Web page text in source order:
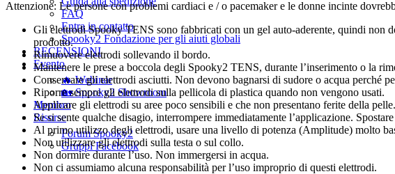
FAQ
Entra in contatto
Spooky2 Fondazione per gli aiuti globali
RECENSIONI
Evento
🔥 Webinar
🏡 Spooky2 Showroom
Membro
Risorse
Forum Spooky2
Gruppi Facebook
Attenzione: Le persone con problemi cardiaci e / o pacemaker e le donne incinte
Gli elettrodi Spooky TENS sono fabbricati con un gel auto-aderente, quindi non
prodotto.
Rimuovere elettrodi sollevando il bordo.
Mantenere le prese a boccola degli Spooky2 TENS, durante l’inserimento o la
Conservare gli elettrodi asciutti. Non devono bagnarsi di sudore o acqua perché
Riporre sempre gli elettrodi sulla pellicola di plastica quando non vengono usati.
Applicare gli elettrodi su aree poco sensibili e che non presentano ferite della pelle.
Se si sente qualche disagio, interrompere immediatamente l’applicazione.
Al primo utilizzo degli elettrodi, usare una livello di potenza (Amplitude) molto
Non utilizzare gli elettrodi sulla testa o sul collo.
Non dormire durante l’uso. Non immergersi in acqua.
Non ci assumiamo alcuna responsabilità per l’uso improprio di questi elettrodi.